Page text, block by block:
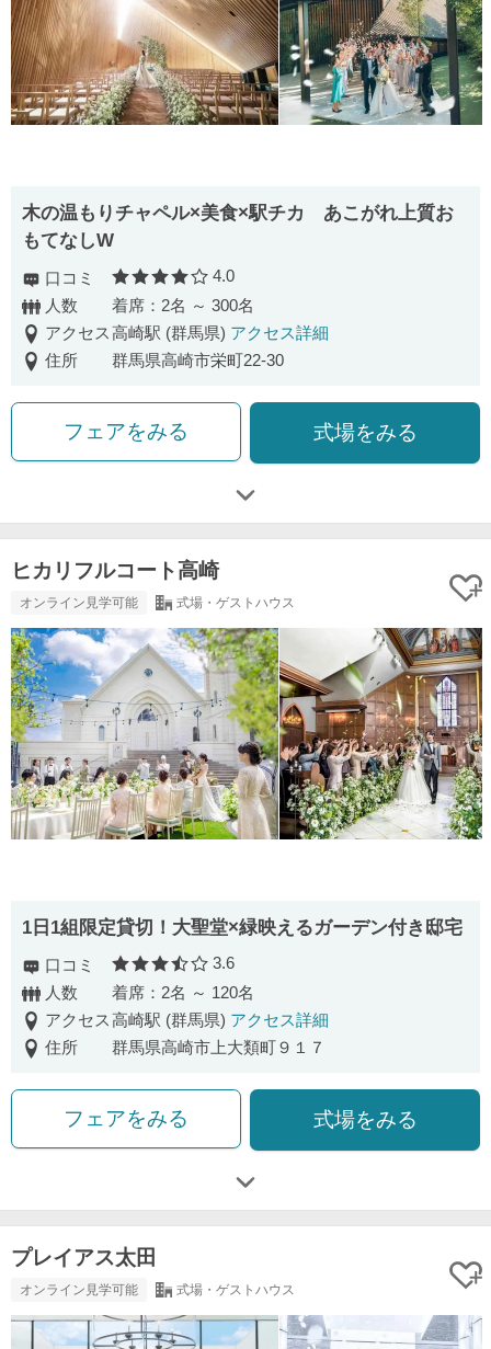
木の温もりチャペル×美食×駅チカ あこがれ上質お
もてなしW
口コミ 口コミ評価
4.0
人数
着席：2名 ～ 300名
アクセス高崎駅 (群馬県) アクセス詳細
住所
群馬県高崎市栄町22-30
フェアをみる 式場をみる
ヒカリフルコート高崎
オンライン見学可能 式場・ゲストハウス
1日1組限定貸切！大聖堂×緑映えるガーデン付き邸宅
口コミ 口コミ評価
3.6
人数
着席：2名 ～ 120名
アクセス高崎駅 (群馬県) アクセス詳細
住所
群馬県高崎市上大類町９１７
フェアをみる 式場をみる
プレイアス太田
オンライン見学可能 式場・ゲストハウス